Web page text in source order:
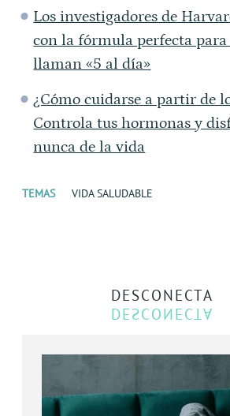
Los investigadores de
con la fórmula perfecta
llaman «5 al día»
¿Cómo cuidarse a partir de
Controla tus hormonas y
nunca de la vida
TEMAS VIDA SALUDABLE
DESCONECTA